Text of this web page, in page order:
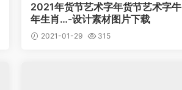
2021年货节艺术字年货节艺术字牛
年生肖…-设计素材图片下载
2021-01-29 315